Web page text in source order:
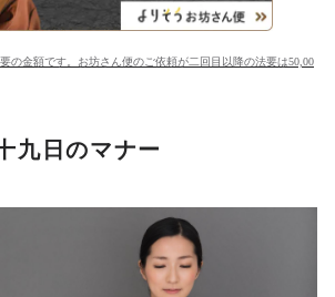
の金額です。お坊さん便のご依頼が二回目以降の法要は50,00
九日のマナー